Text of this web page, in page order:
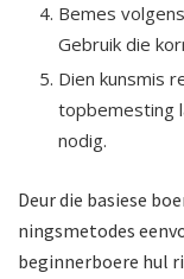
Bemes
Gebruik die
Dien kunsmis
topbemesting
nodig.
Deur die basiese
ningsmetodes
beginnerboere hul